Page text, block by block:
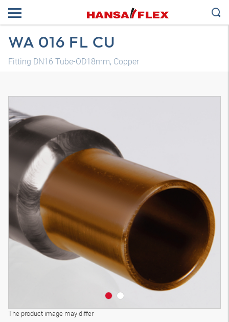
WA 016 FL CU
Fitting DN16 Tube-OD18mm, Copper
The product image may differ